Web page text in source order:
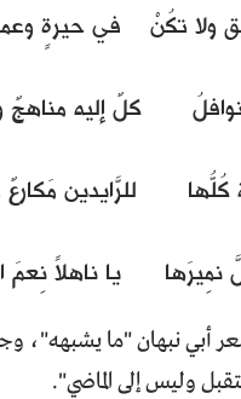
ولا تكُنْ في حيرةٍ
ونوافلُ كلٌ إليه مناهجٌ
كُلُّها للرَّايدين
نمِيرَها يا ناهلاً نِعمَ
أبي نبهان "ما يشبهه"،
وليس إلى الماضي".